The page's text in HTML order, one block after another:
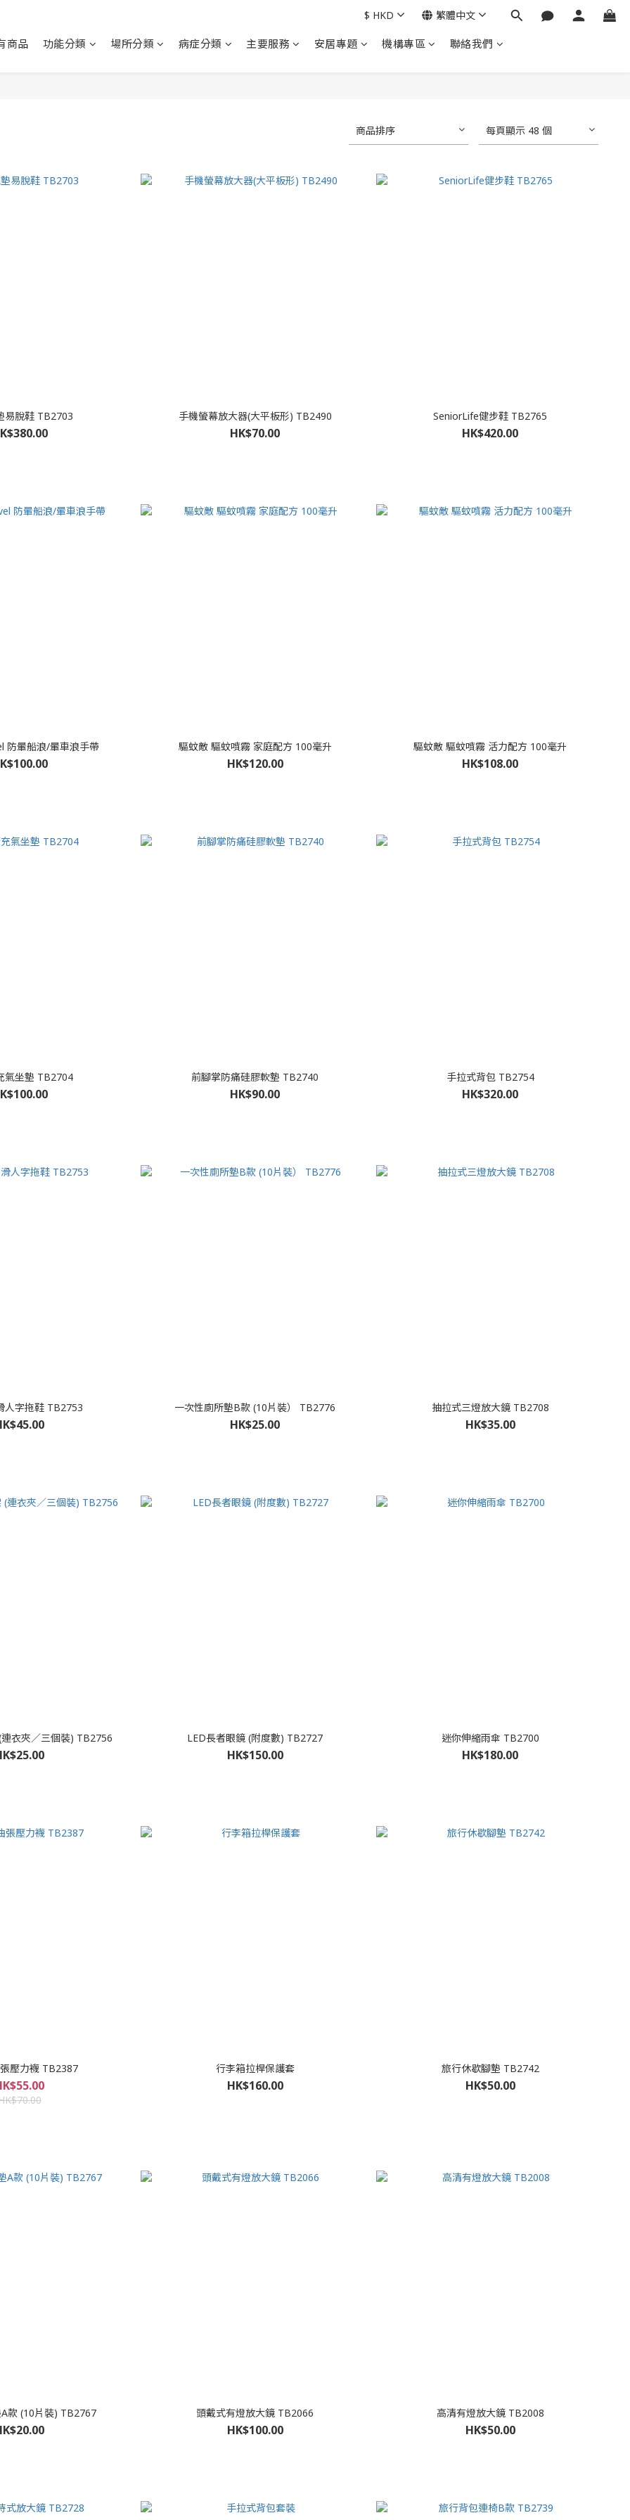
商品 功能分類 場所分類 病症分類 主要服務 安居專題 機構專區 聯絡我們
$ HKD 繁體中文
商品排序 每頁顯示 48 個
易脫鞋 TB2703 手機螢幕放大器(大平板形) TB2490
HK$70.00
SeniorLife健步鞋 TB2765
HK$420.00
防暈船浪/暈車浪手帶 驅蚊敵 驅蚊噴霧 家庭配方 100毫升
HK$120.00
驅蚊敵 驅蚊噴霧 活力配方 100毫升
HK$108.00
氣坐墊 TB2704 前腳掌防痛硅膠軟墊 TB2740
HK$90.00
手拉式背包 TB2754
HK$320.00
人字拖鞋 TB2753 一次性廁所墊B款 (10片裝） TB2776
HK$25.00
抽拉式三燈放大鏡 TB2708
HK$35.00
衣夾／三個裝) TB2756 LED長者眼鏡 (附度數) TB2727
HK$150.00
迷你伸縮雨傘 TB2700
HK$180.00
壓力襪 TB2387 行李箱拉桿保護套
HK$160.00
旅行休歇腳墊 TB2742
HK$50.00
款 (10片裝) TB2767 頭戴式有燈放大鏡 TB2066
HK$100.00
高清有燈放大鏡 TB2008
HK$50.00